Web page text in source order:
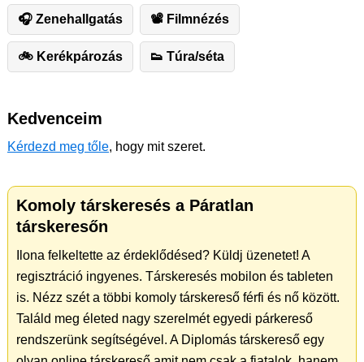
🎧 Zenehallgatás 📽 Filmnézés
🚲 Kerékpározás 👟 Túra/séta
Kedvenceim
Kérdezd meg tőle, hogy mit szeret.
Komoly társkeresés a Páratlan
társkeresőn
Ilona felkeltette az érdeklődésed? Küldj üzenetet! A
regisztráció ingyenes. Társkeresés mobilon és tableten
is. Nézz szét a többi komoly társkereső férfi és nő között.
Találd meg életed nagy szerelmét egyedi párkereső
rendszerünk segítségével. A Diplomás társkereső egy